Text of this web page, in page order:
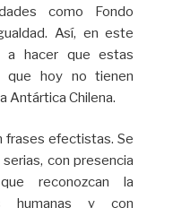
como Fondo
Así, en este
a hacer que estas
que hoy no tienen
Antártica Chilena.
frases efectistas. Se
con presencia
reconozcan la
humanas y con